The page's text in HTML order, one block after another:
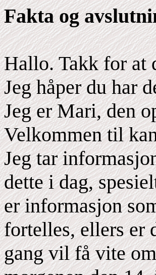
Fakta og
Hallo. Takk for at
Jeg håper du har
Jeg er Mari, den
Velkommen til
Jeg tar
dette i dag,
er informasjon
fortelles, ellers er
gang vil få vite